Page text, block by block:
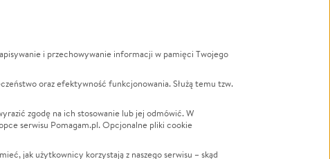
na
LGBTQ+
Powódź
Wichura
i przechowywanie informacji w pamięci Twojego
oraz efektywność funkcjonowania. Służą temu tzw.
zgodę na ich stosowanie lub jej odmówić. W
serwisu Pomagam.pl. Opcjonalne pliki cookie
jak użytkownicy korzystają z naszego serwisu – skąd